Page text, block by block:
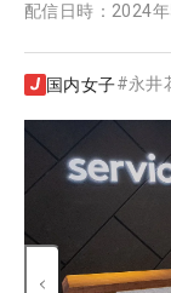
配信日時： 2024
国内女子#永井